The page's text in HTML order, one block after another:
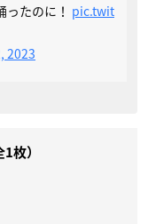
たのに！ pic.twit
2023
枚）